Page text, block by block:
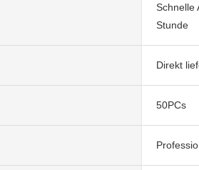
Schnelle
Stunde
Direkt
50PCs